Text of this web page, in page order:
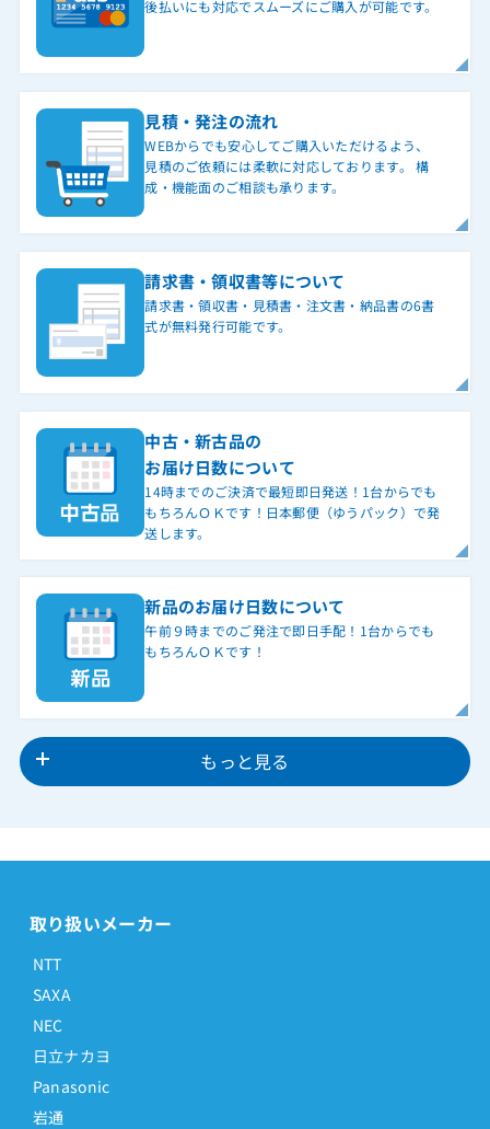
後払いにも対応でスムーズにご購入が可能です。
見積・発注の流れ
WEBからでも安心してご購入いただけるよう、
見積のご依頼には柔軟に対応しております。 構
成・機能面のご相談も承ります。
請求書・領収書等について
請求書・領収書・見積書・注文書・納品書の6書
式が無料発行可能です。
中古・新古品の
お届け日数について
14時までのご決済で最短即日発送！1台からでも
もちろんＯＫです！日本郵便（ゆうパック）で発
送します。
新品のお届け日数について
午前９時までのご発注で即日手配！1台からでも
もちろんＯＫです！
もっと見る
取り扱いメーカー
NTT
SAXA
NEC
日立ナカヨ
Panasonic
岩通